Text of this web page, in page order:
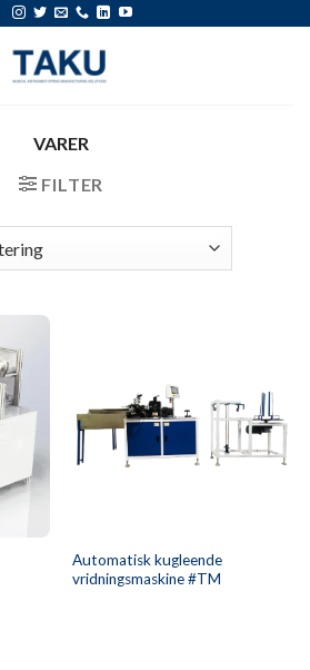
VARER
FILTER
Automatisk kugleende
vridningsmaskine #TM